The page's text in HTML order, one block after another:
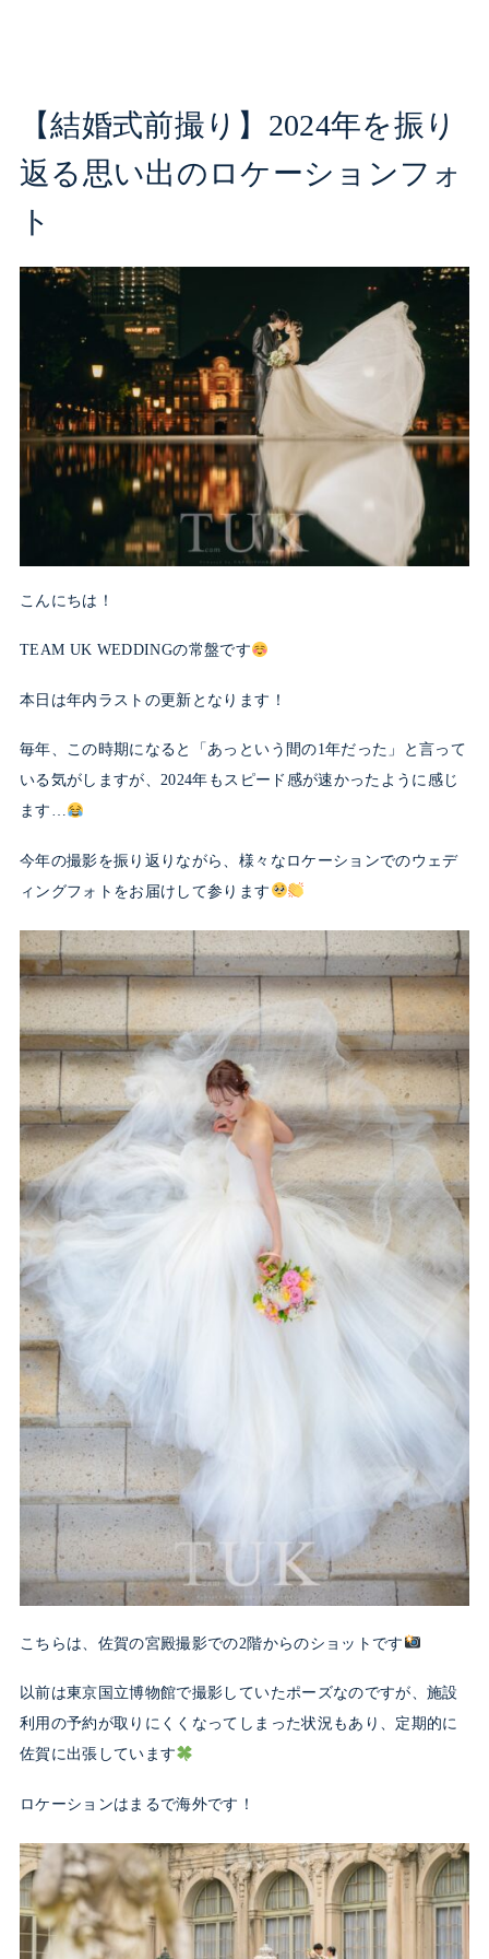
【結婚式前撮り】2024年を振り
返る思い出のロケーションフォ
ト
こんにちは！
TEAM UK WEDDINGの常盤です
本日は年内ラストの更新となります！
毎年、この時期になると「あっという間の1年だった」と言って
いる気がしますが、2024年もスピード感が速かったように感じ
ます…
今年の撮影を振り返りながら、様々なロケーションでのウェデ
ィングフォトをお届けして参ります
こちらは、佐賀の宮殿撮影での2階からのショットです
以前は東京国立博物館で撮影していたポーズなのですが、施設
利用の予約が取りにくくなってしまった状況もあり、定期的に
佐賀に出張しています
ロケーションはまるで海外です！